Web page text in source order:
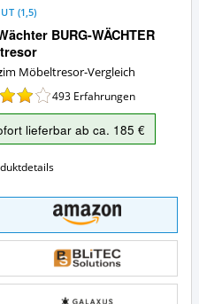
BURG-WÄCHTER
(1,5)
im Möbeltresor-Vergleich
493 Erfahrungen
lieferbar ab ca. 185 €